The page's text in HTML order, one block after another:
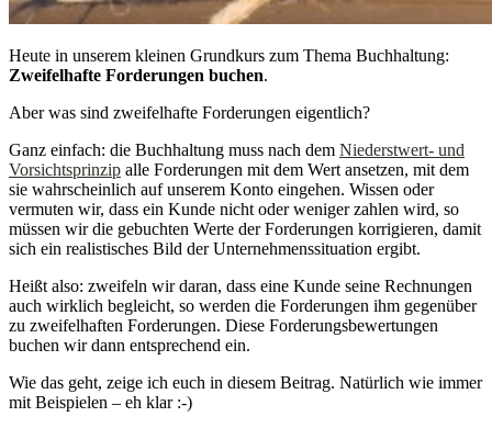
Heute in unserem kleinen Grundkurs zum Thema Buchhaltung:
Zweifelhafte Forderungen buchen.
Aber was sind zweifelhafte Forderungen eigentlich?
Ganz einfach: die Buchhaltung muss nach dem Niederstwert- und
Vorsichtsprinzip alle Forderungen mit dem Wert ansetzen, mit dem
sie wahrscheinlich auf unserem Konto eingehen. Wissen oder
vermuten wir, dass ein Kunde nicht oder weniger zahlen wird, so
müssen wir die gebuchten Werte der Forderungen korrigieren, damit
sich ein realistisches Bild der Unternehmenssituation ergibt.
Heißt also: zweifeln wir daran, dass eine Kunde seine Rechnungen
auch wirklich begleicht, so werden die Forderungen ihm gegenüber
zu zweifelhaften Forderungen. Diese Forderungsbewertungen
buchen wir dann entsprechend ein.
Wie das geht, zeige ich euch in diesem Beitrag. Natürlich wie immer
mit Beispielen – eh klar :-)